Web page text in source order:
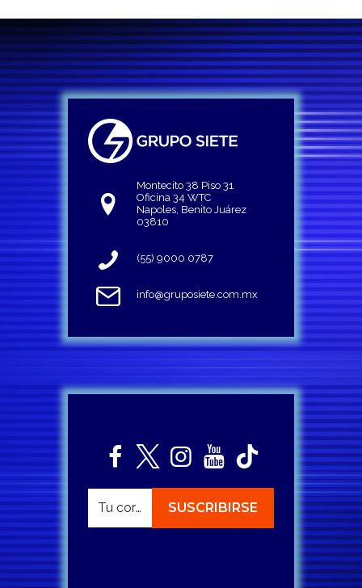
Montecito 38 Piso 31
Oficina 34 WTC
Napoles, Benito Juárez
03810
(55) 9000 0787
info@gruposiete.com.mx